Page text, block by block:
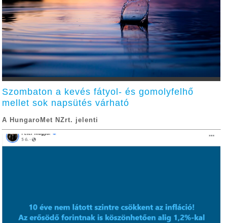
Szombaton a kevés fátyol- és gomolyfelhő
mellet sok napsütés várható
A HungaroMet NZrt. jelenti